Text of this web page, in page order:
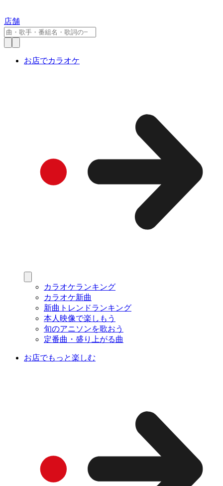
店舗
お店でカラオケ
カラオケランキング
カラオケ新曲
新曲トレンドランキング
本人映像で楽しもう
旬のアニソンを歌おう
定番曲・盛り上がる曲
お店でもっと楽しむ